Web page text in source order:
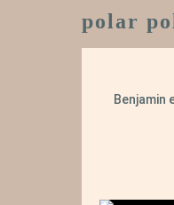
polar
Benjamin